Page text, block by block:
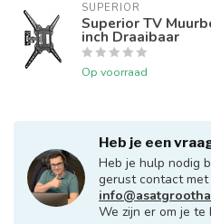
SUPERIOR
Superior TV
inch Draaibaar
Op voorraad
Heb je een
Heb je hulp nodig
gerust contact met
We zijn er om je te